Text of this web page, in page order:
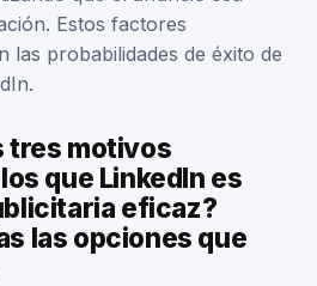
Estos factores
las probabilidades de éxito de
tres motivos
que LinkedIn es
eficaz?
las opciones que